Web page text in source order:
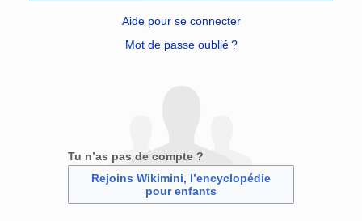
Aide pour se connecter
Mot de passe oublié ?
Tu n’as pas de compte ?
Rejoins Wikimini, l’encyclopédie
pour enfants